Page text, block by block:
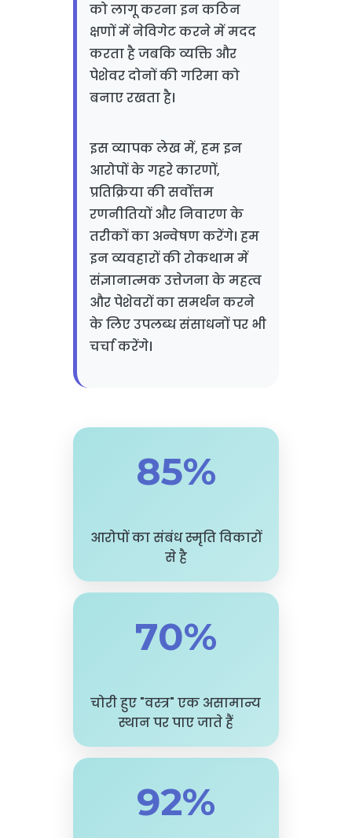
को लागू करना इन कठिन
क्षणों में नेविगेट करने में मदद
करता है जबकि व्यक्ति और
पेशेवर दोनों की गरिमा को
बनाए रखता है।
इस व्यापक लेख में, हम इन
आरोपों के गहरे कारणों,
प्रतिक्रिया की सर्वोत्तम
रणनीतियों और निवारण के
तरीकों का अन्वेषण करेंगे। हम
इन व्यवहारों की रोकथाम में
संज्ञानात्मक उत्तेजना के महत्व
और पेशेवरों का समर्थन करने
के लिए उपलब्ध संसाधनों पर भी
चर्चा करेंगे।
85%
आरोपों का संबंध स्मृति विकारों
से है
70%
चोरी हुए "वस्त्र" एक असामान्य
स्थान पर पाए जाते हैं
92%